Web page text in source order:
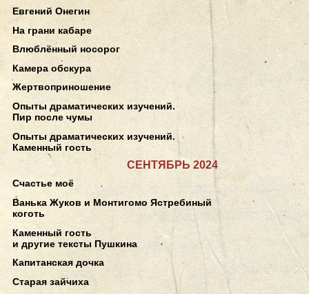
Евгений Онегин
На грани кабаре
Влюблённый носорог
Камера обскура
Жертвоприношение
Опыты драматических изучений.
Пир после чумы
Опыты драматических изучений.
Каменный гость
СЕНТЯБРЬ 2024
Счастье моё
Ванька Жуков и Монтигомо Ястребиный
коготь
Каменный гость
и другие тексты Пушкина
Капитанская дочка
Старая зайчиха